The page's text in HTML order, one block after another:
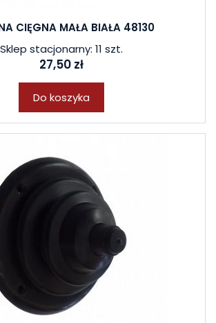
CIĘGNA MAŁA BIAŁA 48130
Sklep stacjonarny: 11 szt.
27,50 zł
Do koszyka